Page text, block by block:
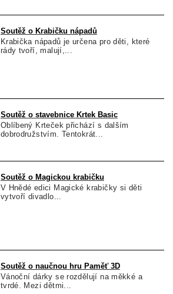
Soutěž o Krabičku nápadů
Krabička nápadů je určena pro děti, které
rády tvoří, malují,...
Soutěž o stavebnice Krtek Basic
Oblíbený Krteček přichází s dalším
dobrodružstvím. Tentokrát...
Soutěž o Magickou krabičku
V Hnědé edici Magické krabičky si děti
vytvoří divadlo...
Soutěž o naučnou hru Paměť 3D
Vánoční dárky se rozdělují na měkké a
tvrdé. Mezi dětmi...